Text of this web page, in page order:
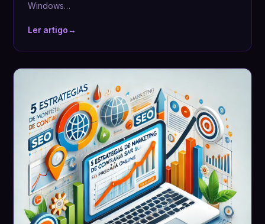
Windows…
Ler artigo→